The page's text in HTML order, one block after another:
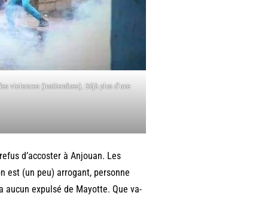
violences (inattendues). Déjà plus d’une
d’accoster à Anjouan. Les
est (un peu) arrogant, personne
aucun expulsé de Mayotte. Que va-